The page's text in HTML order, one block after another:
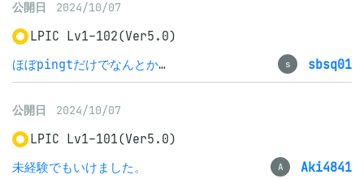
公開日 2024/10/07
LPIC Lv1-102(Ver5.0)
ほぼpingtだけでなんとか合格
s sbsq01
公開日 2024/10/07
LPIC Lv1-101(Ver5.0)
未経験でもいけました。
A Aki4841